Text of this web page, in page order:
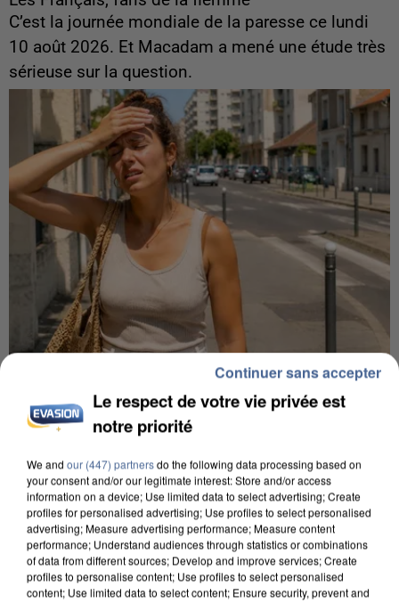
C’est la journée mondiale de la paresse ce lundi
10 août 2026. Et Macadam a mené une étude très
sérieuse sur la question.
Une nouvelle canicule va faire chauffer la France
cette semaine
22 départements sont placés en vigilance orange
dès ce lundi 10 août 2026.
Le respect de votre vie privée est
notre priorité
We and our (447) partnersdo the following data processing based on
your consent and/or our legitimate interest: Store and/or access
information on a device; Use limited data to select advertising; Create
profiles for personalised advertising; Use profiles to select personalised
advertising; Measure advertising performance; Measure content
performance; Understand audiences through statistics or combinations
of data from different sources; Develop and improve services; Create
profiles to personalise content; Use profiles to select personalised
content; Use limited data to select content; Ensure security, prevent and
Continuer sans accepter